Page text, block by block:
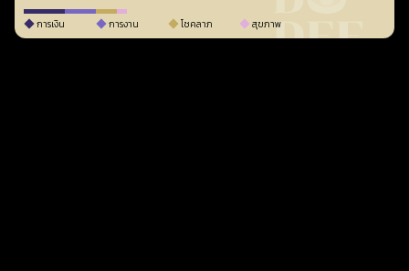
การเงิน การงาน โชคลาภ สุขภาพ